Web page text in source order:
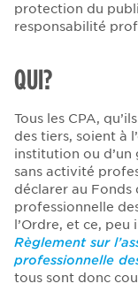
protection du
responsabilité
QUI?
Tous les CPA,
des tiers, soient à
institution ou
sans activité
déclarer au Fonds
professionnelle
l’Ordre, et ce,
Règlement sur
professionnelle
tous sont donc